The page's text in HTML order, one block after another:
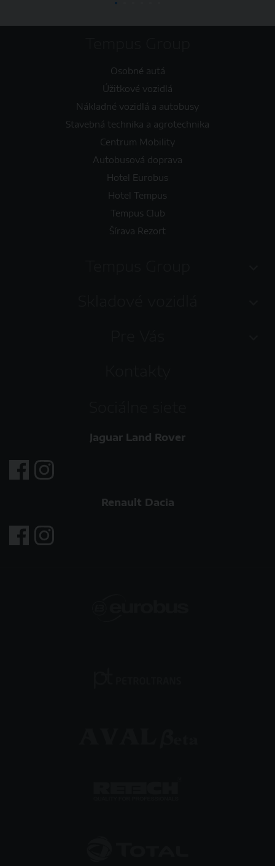
Osobné autá
Úžitkové vozidlá
Nákladné vozidlá a autobusy
Stavebná technika a agrotechnika
Centrum Mobility
Autobusová doprava
Hotel Eurobus
Hotel Tempus
Tempus Club
Šírava Rezort
Jaguar Land Rover
Renault Dacia